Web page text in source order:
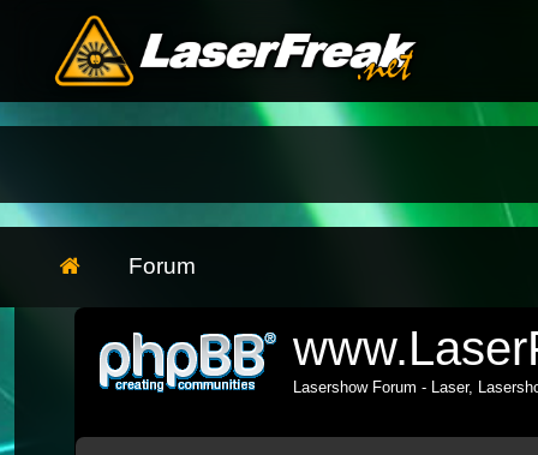
Forum
Lasershow Forum - Laser,